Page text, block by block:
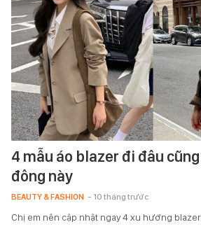
4 mẫu áo blazer đi đâu
đông này
BEAUTY & FASHION - 10 tháng trước
Chị em nên cập nhật ngay 4 xu hướng